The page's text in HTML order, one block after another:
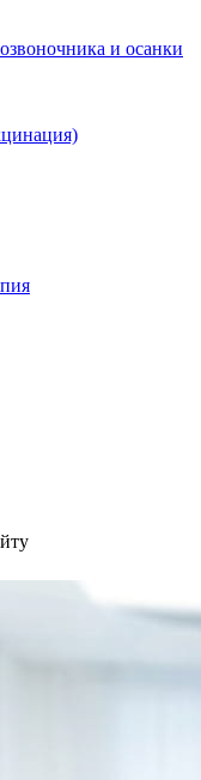
и осанки